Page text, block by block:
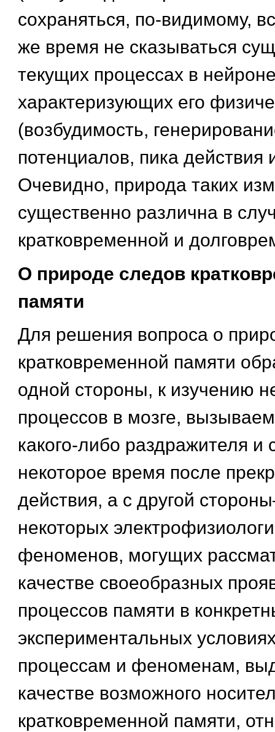
сохраняться, по-видимому,
же время не сказываться
текущих процессах в
характеризующих его
(возбудимость,
потенциалов, пика действия
Очевидно, природа таких
существенно различна в
кратковременной и
О природе следов
памяти
Для решения вопроса о
кратковременной памяти
одной стороны, к изучению
процессов в мозге,
какого-либо раздражителя
некоторое время после
действия, а с другой
некоторых
феноменов, могущих
качестве своеобразных
процессов памяти в
экспериментальных
процессам и феноменам,
качестве возможного
кратковременной памяти,